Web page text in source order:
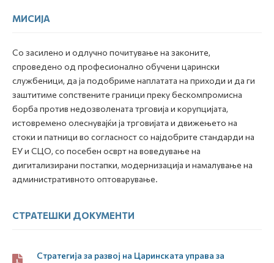
МИСИЈА
Со засилено и одлучно почитување на законите,
спроведено од професионално обучени царински
службеници, да ја подобриме наплатата на приходи и да ги
заштитиме сопствените граници преку бескомпромисна
борба против недозволената трговија и корупцијата,
истовремено олеснувајќи ја трговијата и движењето на
стоки и патници во согласност со најдобрите стандарди на
ЕУ и СЦО, со посебен осврт на воведување на
дигитализирани постапки, модернизација и намалување на
административното оптоварување.
СТРАТЕШКИ ДОКУМЕНТИ
Стратегија за развој на Царинската управа за